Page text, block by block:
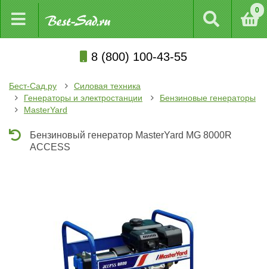
0
8 (800) 100-43-55
Бест-Сад.ру
Силовая техника
Генераторы и электростанции
Бензиновые генераторы
MasterYard
Бензиновый генератор MasterYard MG 8000R
ACCESS